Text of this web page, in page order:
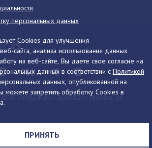
Cookies для улучшения
сайта, анализа использования данных
на веб-сайте, Вы даете свое согласие на
данных в соответствии с Политикой
данных, опубликованной на
запретить обработку Cookies в
ПРИНЯТЬ
«УМЦ ЖДТ» 105082, г. Москва, ул.
00-30 info@umczdt.ru
схема проезда
персональных данных